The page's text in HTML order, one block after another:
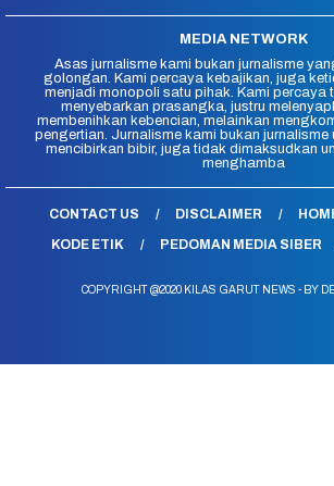
MEDIA NETWORK
Asas jurnalisme kami bukan jurnalisme
golongan. Kami percaya kebajikan, juga
menjadi monopoli satu pihak. Kami percaya
menyebarkan prasangka, justru
membenihkan kebencian, melainkan
pengertian. Jurnalisme kami bukan jurnalisme
mencibirkan bibir, juga tidak dimaksudkan
menghamba
CONTACT US DISCLAIMER
KODE ETIK
PEDOMAN MEDIA SIBER
COPYRIGHT @2020 KILAS GARUT NEWS - BY